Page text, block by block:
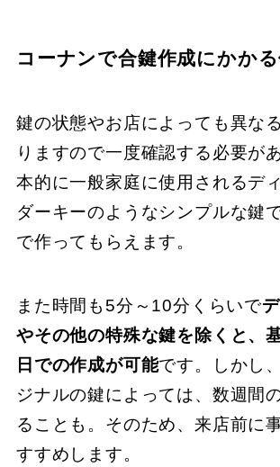
コーナンで合鍵作成にかか
鍵の状態やお店によっても異な
りますので一度確認する必要が
本的に一般家庭に使用されるデ
ダーキーのようなシンプルな鍵
で作ってもらえます。
また時間も5分～10分くらいで
やその他の特殊な鍵を除くと、
日での作成が可能です。しかし
ジナルの鍵によっては、数週間
ることも。そのため、来店前に
すすめします。